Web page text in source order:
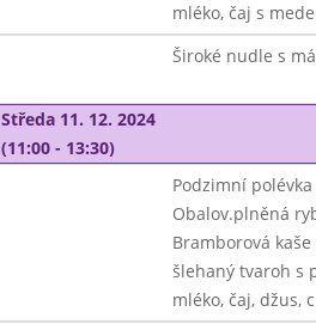
mléko, čaj s
Široké nudle s
Středa 11. 12. 2024
(11:00 - 13:30)
Podzimní polévka
Obalov.plněná
Bramborová kaše
šlehaný tvaroh s
mléko, čaj, džus,